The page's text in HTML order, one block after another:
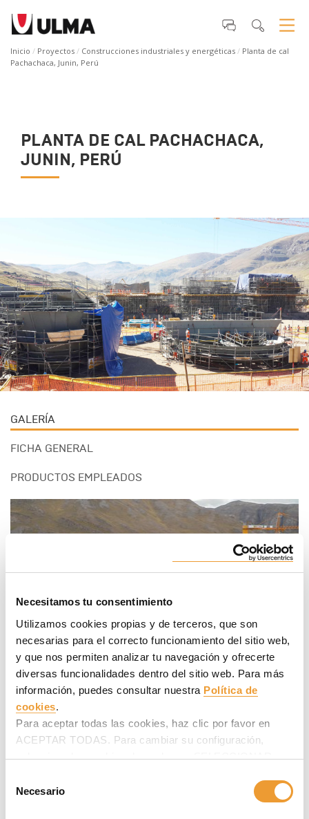
Necesitamos tu consentimiento
Utilizamos cookies propias y de terceros, que son
necesarias para el correcto funcionamiento del sitio web,
y que nos permiten analizar tu navegación y ofrecerte
diversas funcionalidades dentro del sitio web. Para más
información, puedes consultar nuestra Política de
cookies.
Para aceptar todas las cookies, haz clic por favor en
ACEPTAR TODAS. Para cambiar su configuración,
selecciona las cookies deseadas en SELECCIONAR
después.
Necesario
Inicio Proyectos Construcciones industriales y energéticas
Planta de cal
Pachachaca, Junin, Perú
PLANTA DE CAL PACHACHACA,
JUNIN, PERÚ
GALERÍA
FICHA GENERAL
PRODUCTOS EMPLEADOS